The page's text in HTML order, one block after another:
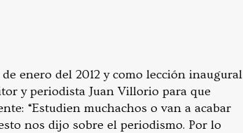
enero del 2012 y como lección inaugural
y periodista Juan Villorio para que
“Estudien muchachos o van a acabar
nos dijo sobre el periodismo. Por lo